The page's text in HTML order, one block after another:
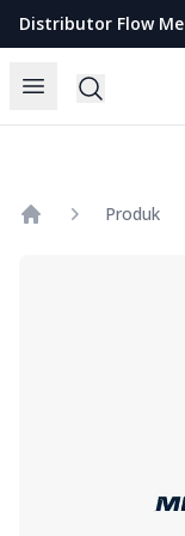
Open menu
Search
Produk